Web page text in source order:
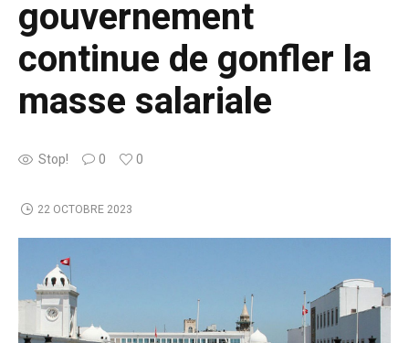
gouvernement
continue de gonfler la
masse salariale
Stop! 0 0
22 OCTOBRE 2023